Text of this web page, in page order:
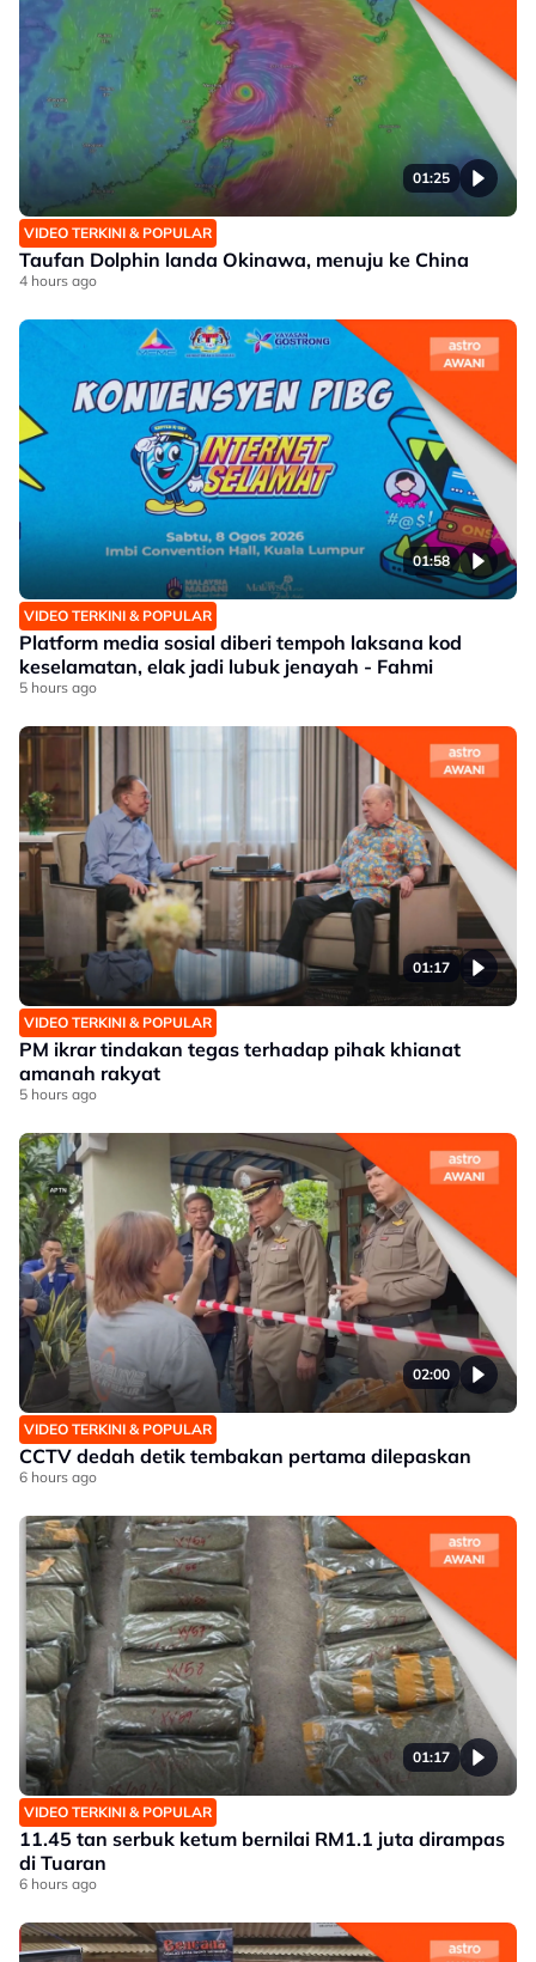
01:25
VIDEO TERKINI & POPULAR
Taufan Dolphin landa Okinawa, menuju ke China
4 hours ago
01:58
VIDEO TERKINI & POPULAR
Platform media sosial diberi tempoh laksana kod
keselamatan, elak jadi lubuk jenayah - Fahmi
5 hours ago
01:17
VIDEO TERKINI & POPULAR
PM ikrar tindakan tegas terhadap pihak khianat
amanah rakyat
5 hours ago
02:00
VIDEO TERKINI & POPULAR
CCTV dedah detik tembakan pertama dilepaskan
6 hours ago
01:17
VIDEO TERKINI & POPULAR
11.45 tan serbuk ketum bernilai RM1.1 juta dirampas
di Tuaran
6 hours ago